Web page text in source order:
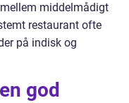
middelmådigt
restaurant ofte
på indisk og
god